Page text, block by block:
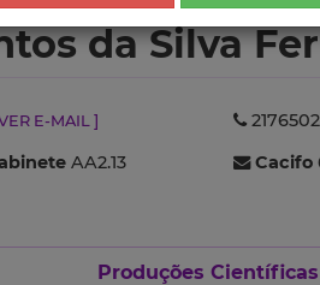
da Silva
E-MAIL ]
AA2.13 Cacifo
Produções